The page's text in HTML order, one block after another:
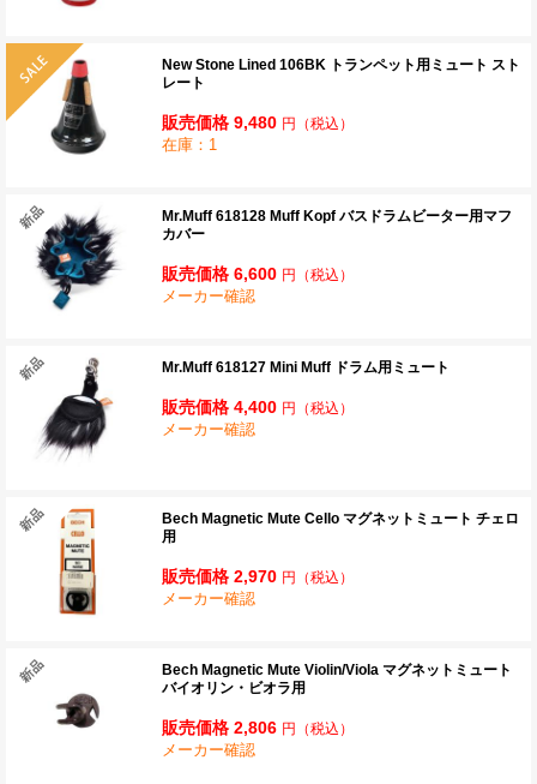
New Stone Lined 106BK トランペット用ミュート スト
レート
販売価格 9,480 円 （税込）
在庫：1
Mr.Muff 618128 Muff Kopf バスドラムビーター用マフ
カバー
販売価格 6,600 円 （税込）
メーカー確認
Mr.Muff 618127 Mini Muff ドラム用ミュート
販売価格 4,400 円 （税込）
メーカー確認
Bech Magnetic Mute Cello マグネットミュート チェロ
用
販売価格 2,970 円 （税込）
メーカー確認
Bech Magnetic Mute Violin/Viola マグネットミュート
バイオリン・ビオラ用
販売価格 2,806 円 （税込）
メーカー確認